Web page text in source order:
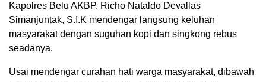
Kapolres Belu AKBP. Richo Nataldo Devallas
Simanjuntak, S.I.K mendengar langsung keluhan
masyarakat dengan suguhan kopi dan singkong rebus
seadanya.
Usai mendengar curahan hati warga masyarakat, dibawah